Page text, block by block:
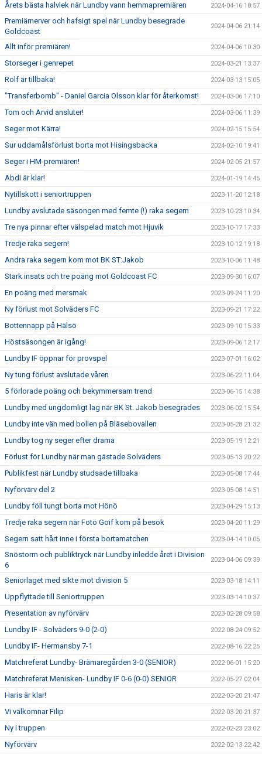
Årets bästa halvlek när Lundby vann hemmapremiären 2024-04-16 18:57
Premiärnerver och hafsigt spel när Lundby besegrade
Goldcoast
2024-04-06 21:14
Allt inför premiären! 2024-04-06 10:30
Storseger i genrepet 2024-03-21 13:37
Rolf är tillbaka! 2024-03-13 15:05
"Transferbomb" - Daniel Garcia Olsson klar för återkomst! 2024-03-06 17:10
Tom och Arvid ansluter! 2024-03-06 11:39
Seger mot Kärra! 2024-02-15 15:54
Sur uddamålsförlust borta mot Hisingsbacka 2024-02-10 19:41
Seger i HM-premiären! 2024-02-05 21:57
Abdi är klar! 2024-01-19 14:45
Nytillskott i seniortruppen 2023-11-20 12:18
Lundby avslutade säsongen med femte (!) raka segern 2023-10-23 10:34
Tre nya pinnar efter välspelad match mot Hjuvik 2023-10-17 17:33
Tredje raka segern! 2023-10-12 19:18
Andra raka segern kom mot BK ST:Jakob 2023-10-06 11:48
Stark insats och tre poäng mot Goldcoast FC 2023-09-30 16:07
En poäng med mersmak 2023-09-24 11:20
Ny förlust mot Solväders FC 2023-09-21 17:22
Bottennapp på Hälsö 2023-09-10 15:33
Höstsäsongen är igång! 2023-09-06 12:17
Lundby IF öppnar för provspel 2023-07-01 16:02
Ny tung förlust avslutade våren 2023-06-22 11:04
5 förlorade poäng och bekymmersam trend 2023-06-15 14:38
Lundby med ungdomligt lag när BK St. Jakob besegrades 2023-06-02 15:54
Lundby inte vän med bollen på Bläsebovallen 2023-05-28 21:32
Lundby tog ny seger efter drama 2023-05-19 12:21
Förlust för Lundby när man gästade Solväders 2023-05-13 20:22
Publikfest när Lundby studsade tillbaka 2023-05-08 17:44
Nyförvärv del 2 2023-05-08 14:51
Lundby föll tungt borta mot Hönö 2023-04-29 15:13
Tredje raka segern när Fotö Goif kom på besök 2023-04-20 11:29
Segern satt hårt inne i första bortamatchen 2023-04-14 10:05
Snöstorm och publiktryck när Lundby inledde året i Division
6
2023-04-06 09:39
Seniorlaget med sikte mot division 5 2023-03-18 14:11
Uppflyttade till Seniortruppen 2023-03-14 10:37
Presentation av nyförvärv 2023-02-28 09:58
Lundby IF - Solväders 9-0 (2-0) 2022-08-24 09:52
Lundby IF- Hermansby 7-1 2022-08-16 22:25
Matchreferat Lundby- Brämaregården 3-0 (SENIOR) 2022-06-01 15:20
Matchreferat Menisken- Lundby IF 0-6 (0-0) SENIOR 2022-05-27 02:04
Haris är klar! 2022-03-20 21:47
Vi välkomnar Filip 2022-03-20 21:37
Ny i truppen 2022-02-23 23:02
Nyförvärv 2022-02-13 22:42